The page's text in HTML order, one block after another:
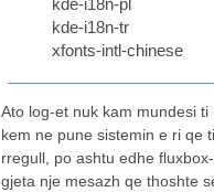
kde-i18n-pl
kde-i18n-tr
xfonts-intl-chinese
Ato log-et nuk kam mundesi
kem ne pune sistemin e ri qe
rregull, po ashtu edhe
gjeta nje mesazh qe thoshte